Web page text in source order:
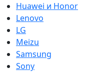
Huawei и Honor
Lenovo
LG
Meizu
Samsung
Sony